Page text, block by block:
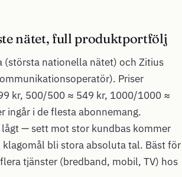
nätet, full produktportfölj
(största nationella nätet) och Zitius
Priser
kr, 500/500 ≈ 549 kr, 1000/1000 ≈
ingår i de flesta abonnemang.
— sett mot stor kundbas kommer
klagomål bli stora absoluta tal. Bäst för
tjänster (bredband, mobil, TV) hos